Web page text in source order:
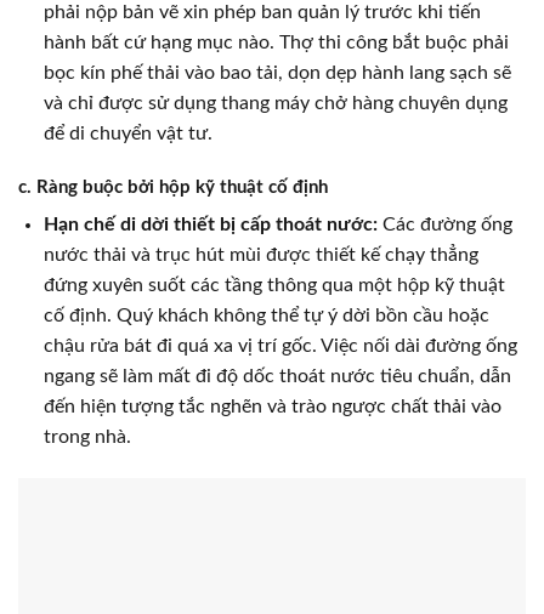
phải nộp bản vẽ xin phép ban quản lý trước khi tiến
hành bất cứ hạng mục nào. Thợ thi công bắt buộc phải
bọc kín phế thải vào bao tải, dọn dẹp hành lang sạch sẽ
và chỉ được sử dụng thang máy chở hàng chuyên dụng
để di chuyển vật tư.
c. Ràng buộc bởi hộp kỹ thuật cố định
Hạn chế di dời thiết bị cấp thoát nước:Các đường ống
nước thải và trục hút mùi được thiết kế chạy thẳng
đứng xuyên suốt các tầng thông qua một hộp kỹ thuật
cố định. Quý khách không thể tự ý dời bồn cầu hoặc
chậu rửa bát đi quá xa vị trí gốc. Việc nối dài đường ống
ngang sẽ làm mất đi độ dốc thoát nước tiêu chuẩn, dẫn
đến hiện tượng tắc nghẽn và trào ngược chất thải vào
trong nhà.